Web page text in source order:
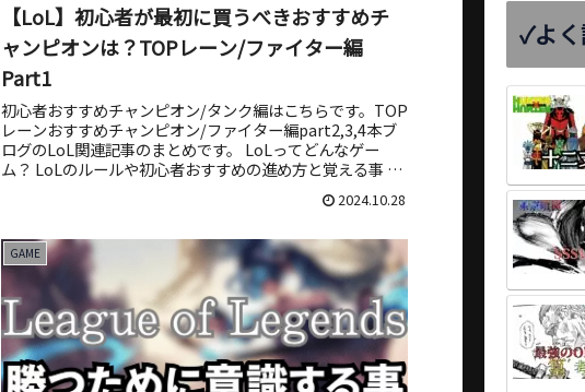
【LoL】初心者が最初に買うべきおすすめチ
ャンピオンは？TOPレーン/ファイター編
Part1
初心者おすすめチャンピオン/タンク編はこちらです。TOP
レーンおすすめチャンピオン/ファイター編part2,3,4本ブ
ログのLoL関連記事のまとめです。 LoLってどんなゲー
ム？ LoLのルールや初心者おすすめの進め方と覚える事 初
2024.10.28
GAME
✓よ